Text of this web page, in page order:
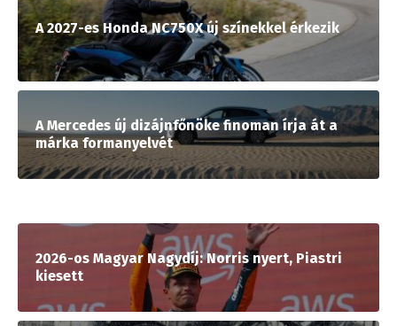
A 2027-es Honda NC750X új színekkel érkezik
A Mercedes új dizájnfőnöke finoman írja át a
márka formanyelvét
2026-os Magyar Nagydíj: Norris nyert, Piastri
kiesett